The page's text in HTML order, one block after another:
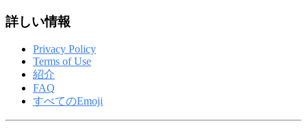
詳しい情報
Privacy Policy
Terms of Use
紹介
FAQ
すべてのEmoji